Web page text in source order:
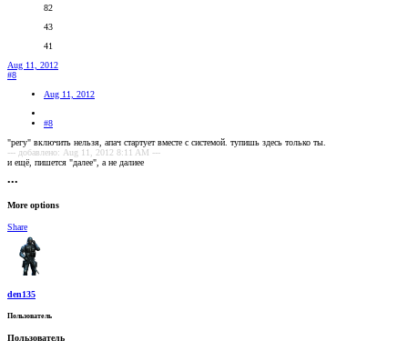
82
43
41
Aug 11, 2012
#8
Aug 11, 2012
#8
"регу" включить нельзя, апач стартует вместе с системой. тупишь здесь только ты.
--- добавлено: Aug 11, 2012 8:11 AM ---
и ещё, пишется "далее", а не далиее
•••
More options
Share
den135
Пользователь
Пользователь